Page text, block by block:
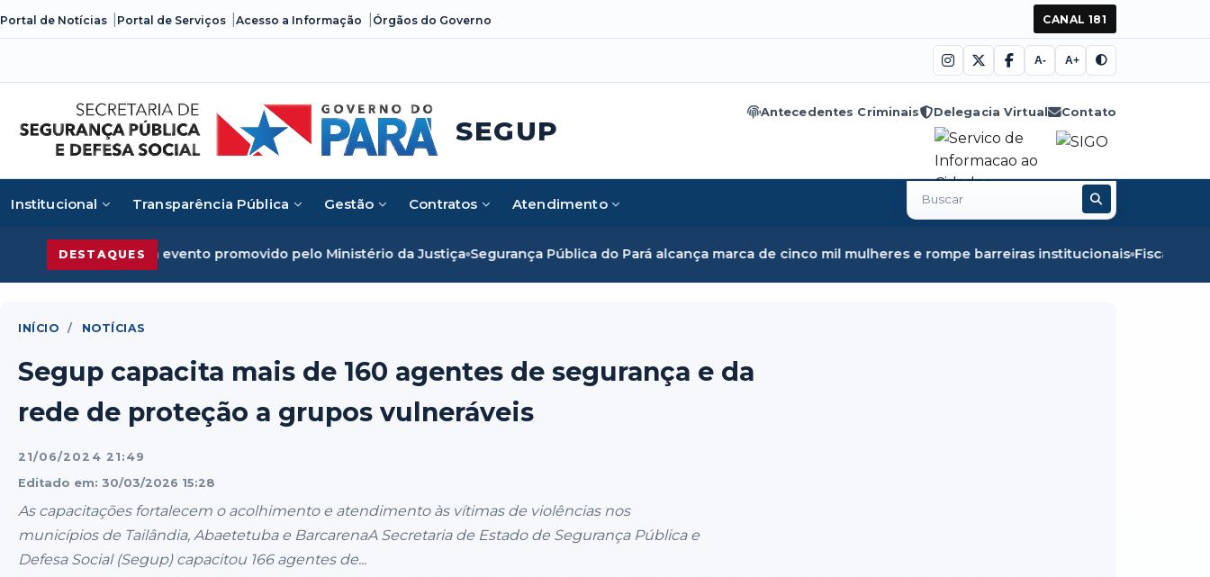
Portal de Notícias Portal de Serviços Acesso a Informação Órgãos do Governo CANAL 181
A- A+
SEGUP
Antecedentes Criminais Delegacia Virtual Contato
Institucional Transparência Pública Gestão Contratos Atendimento
Buscar
no
DESTAQUES
evento promovido pelo Ministério da Justiça Segurança Pública do Pará alcança marca de cinco mil mulheres e rompe barreiras institucionais Fiscalização em Óbidos
INÍCIO / NOTÍCIAS
Segup capacita mais de 160 agentes de segurança e da
rede de proteção a grupos vulneráveis
21/06/2024 21:49
Editado em: 30/03/2026 15:28
As capacitações fortalecem o acolhimento e atendimento às vítimas de violências nos
municípios de Tailândia, Abaetetuba e BarcarenaA Secretaria de Estado de Segurança Pública e
Defesa Social (Segup) capacitou 166 agentes de...